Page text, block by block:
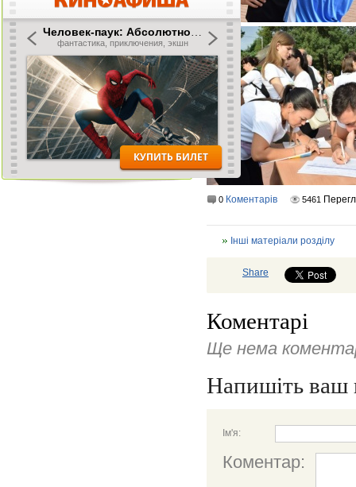
0 Коментарів 5461
Інші матеріали розділу
Share
Коментарі
Ще нема
Напишіть ваш
Ім'я:
Коментар: